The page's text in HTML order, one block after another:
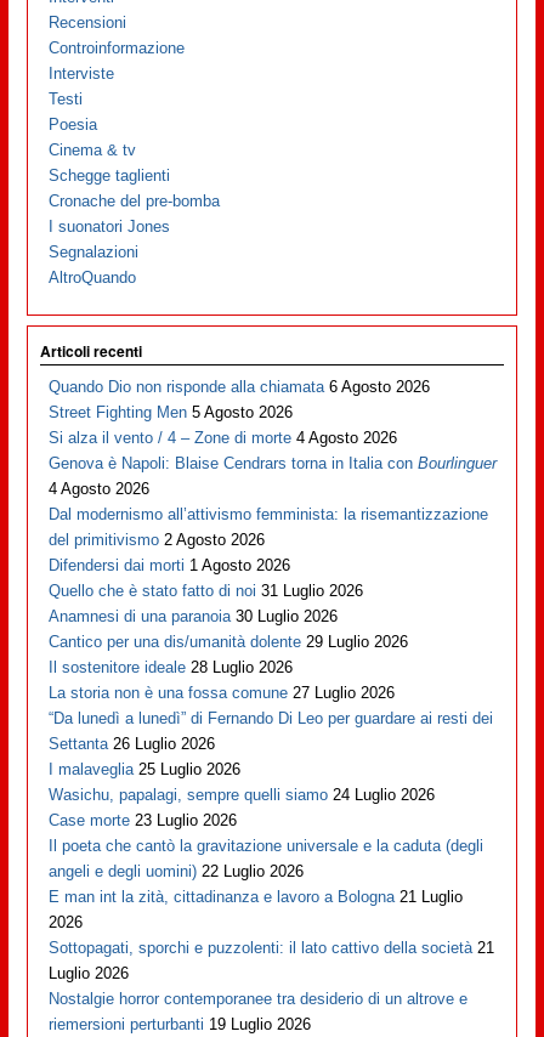
Recensioni
Controinformazione
Interviste
Testi
Poesia
Cinema & tv
Schegge taglienti
Cronache del pre-bomba
I suonatori Jones
Segnalazioni
AltroQuando
Articoli recenti
Quando Dio non risponde alla chiamata 6 Agosto 2026
Street Fighting Men 5 Agosto 2026
Si alza il vento / 4 – Zone di morte 4 Agosto 2026
Genova è Napoli: Blaise Cendrars torna in Italia conBourlinguer
4 Agosto 2026
Dal modernismo all’attivismo femminista: la risemantizzazione
del primitivismo 2 Agosto 2026
Difendersi dai morti 1 Agosto 2026
Quello che è stato fatto di noi 31 Luglio 2026
Anamnesi di una paranoia 30 Luglio 2026
Cantico per una dis/umanità dolente 29 Luglio 2026
Il sostenitore ideale 28 Luglio 2026
La storia non è una fossa comune 27 Luglio 2026
“Da lunedì a lunedì” di Fernando Di Leo per guardare ai resti dei
Settanta 26 Luglio 2026
I malaveglia 25 Luglio 2026
Wasichu, papalagi, sempre quelli siamo 24 Luglio 2026
Case morte 23 Luglio 2026
Il poeta che cantò la gravitazione universale e la caduta (degli
angeli e degli uomini) 22 Luglio 2026
E man int la zità, cittadinanza e lavoro a Bologna 21 Luglio
2026
Sottopagati, sporchi e puzzolenti: il lato cattivo della società 21
Luglio 2026
Nostalgie horror contemporanee tra desiderio di un altrove e
riemersioni perturbanti 19 Luglio 2026